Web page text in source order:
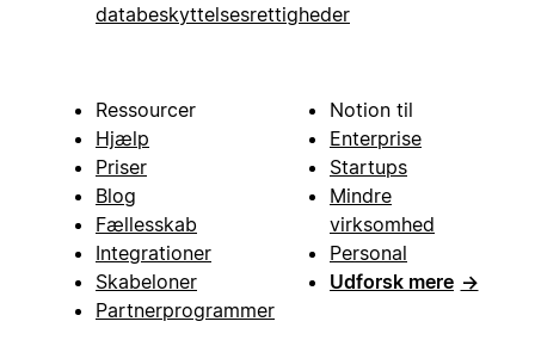
databeskyttelsesrettigheder
Ressourcer
Hjælp
Priser
Blog
Fællesskab
Integrationer
Skabeloner
Partnerprogrammer
Notion til
Enterprise
Startups
Mindre
virksomhed
Personal
Udforsk mere →